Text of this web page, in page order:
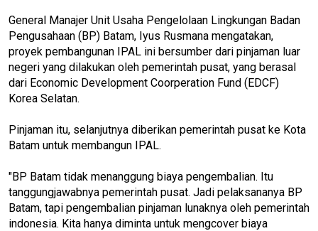
General Manajer Unit Usaha Pengelolaan Lingkungan Badan
Pengusahaan (BP) Batam, Iyus Rusmana mengatakan,
proyek pembangunan IPAL ini bersumber dari pinjaman luar
negeri yang dilakukan oleh pemerintah pusat, yang berasal
dari Economic Development Coorperation Fund (EDCF)
Korea Selatan.
Pinjaman itu, selanjutnya diberikan pemerintah pusat ke Kota
Batam untuk membangun IPAL.
"BP Batam tidak menanggung biaya pengembalian. Itu
tanggungjawabnya pemerintah pusat. Jadi pelaksananya BP
Batam, tapi pengembalian pinjaman lunaknya oleh pemerintah
indonesia. Kita hanya diminta untuk mengcover biaya